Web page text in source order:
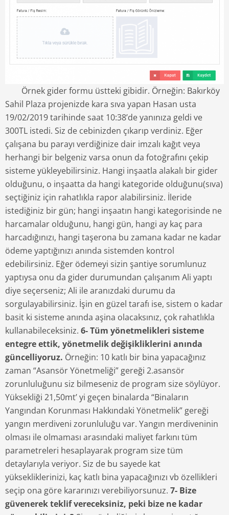
Örnek gider formu üstteki gibidir. Örneğin: Bakırköy
Sahil Plaza projenizde kara sıva yapan Hasan usta
19/02/2019 tarihinde saat 10:38’de yanınıza geldi ve
300TL istedi. Siz de cebinizden çıkarıp verdiniz. Eğer
çalışana bu parayı verdiğinize dair imzalı kağıt veya
herhangi bir belgeniz varsa onun da fotoğrafını çekip
sisteme yükleyebilirsiniz. Hangi inşaatla alakalı bir gider
olduğunu, o inşaatta da hangi kategoride olduğunu(sıva)
seçtiğiniz için rahatlıkla rapor alabilirsiniz. İleride
istediğiniz bir gün; hangi inşaatın hangi kategorisinde ne
harcamalar olduğunu, hangi gün, hangi ay kaç para
harcadığınızı, hangi taşerona bu zamana kadar ne kadar
ödeme yaptığınızı anında sistemden kontrol
edebilirsiniz. Eğer ödemeyi sizin şantiye sorumlunuz
yaptıysa onu da gider durumundan çalışanım Ali yaptı
diye seçerseniz; Ali ile aranızdaki durumu da
sorgulayabilirsiniz. İşin en güzel tarafı ise, sistem o kadar
basit ki sisteme anında aşina olacaksınız, çok rahatlıkla
kullanabileceksiniz. 6- Tüm yönetmelikleri sisteme
entegre ettik, yönetmelik değişikliklerini anında
güncelliyoruz. Örneğin: 10 katlı bir bina yapacağınız
zaman “Asansör Yönetmeliği” gereği 2.asansör
zorunluluğunu siz bilmeseniz de program size söylüyor.
Yüksekliği 21,50mt’ yi geçen binalarda “Binaların
Yangından Korunması Hakkındaki Yönetmelik” gereği
yangın merdiveni zorunluluğu var. Yangın merdiveninin
olması ile olmaması arasındaki maliyet farkını tüm
parametreleri hesaplayarak program size tüm
detaylarıyla veriyor. Siz de bu sayede kat
yüksekliklerinizi, kaç katlı bina yapacağınızı vb özellikleri
seçip ona göre kararınızı verebiliyorsunuz. 7- Bize
güvenerek teklif vereceksiniz, peki bize ne kadar